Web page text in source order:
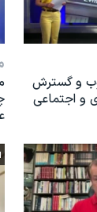
و گسترش
و اجتماعی